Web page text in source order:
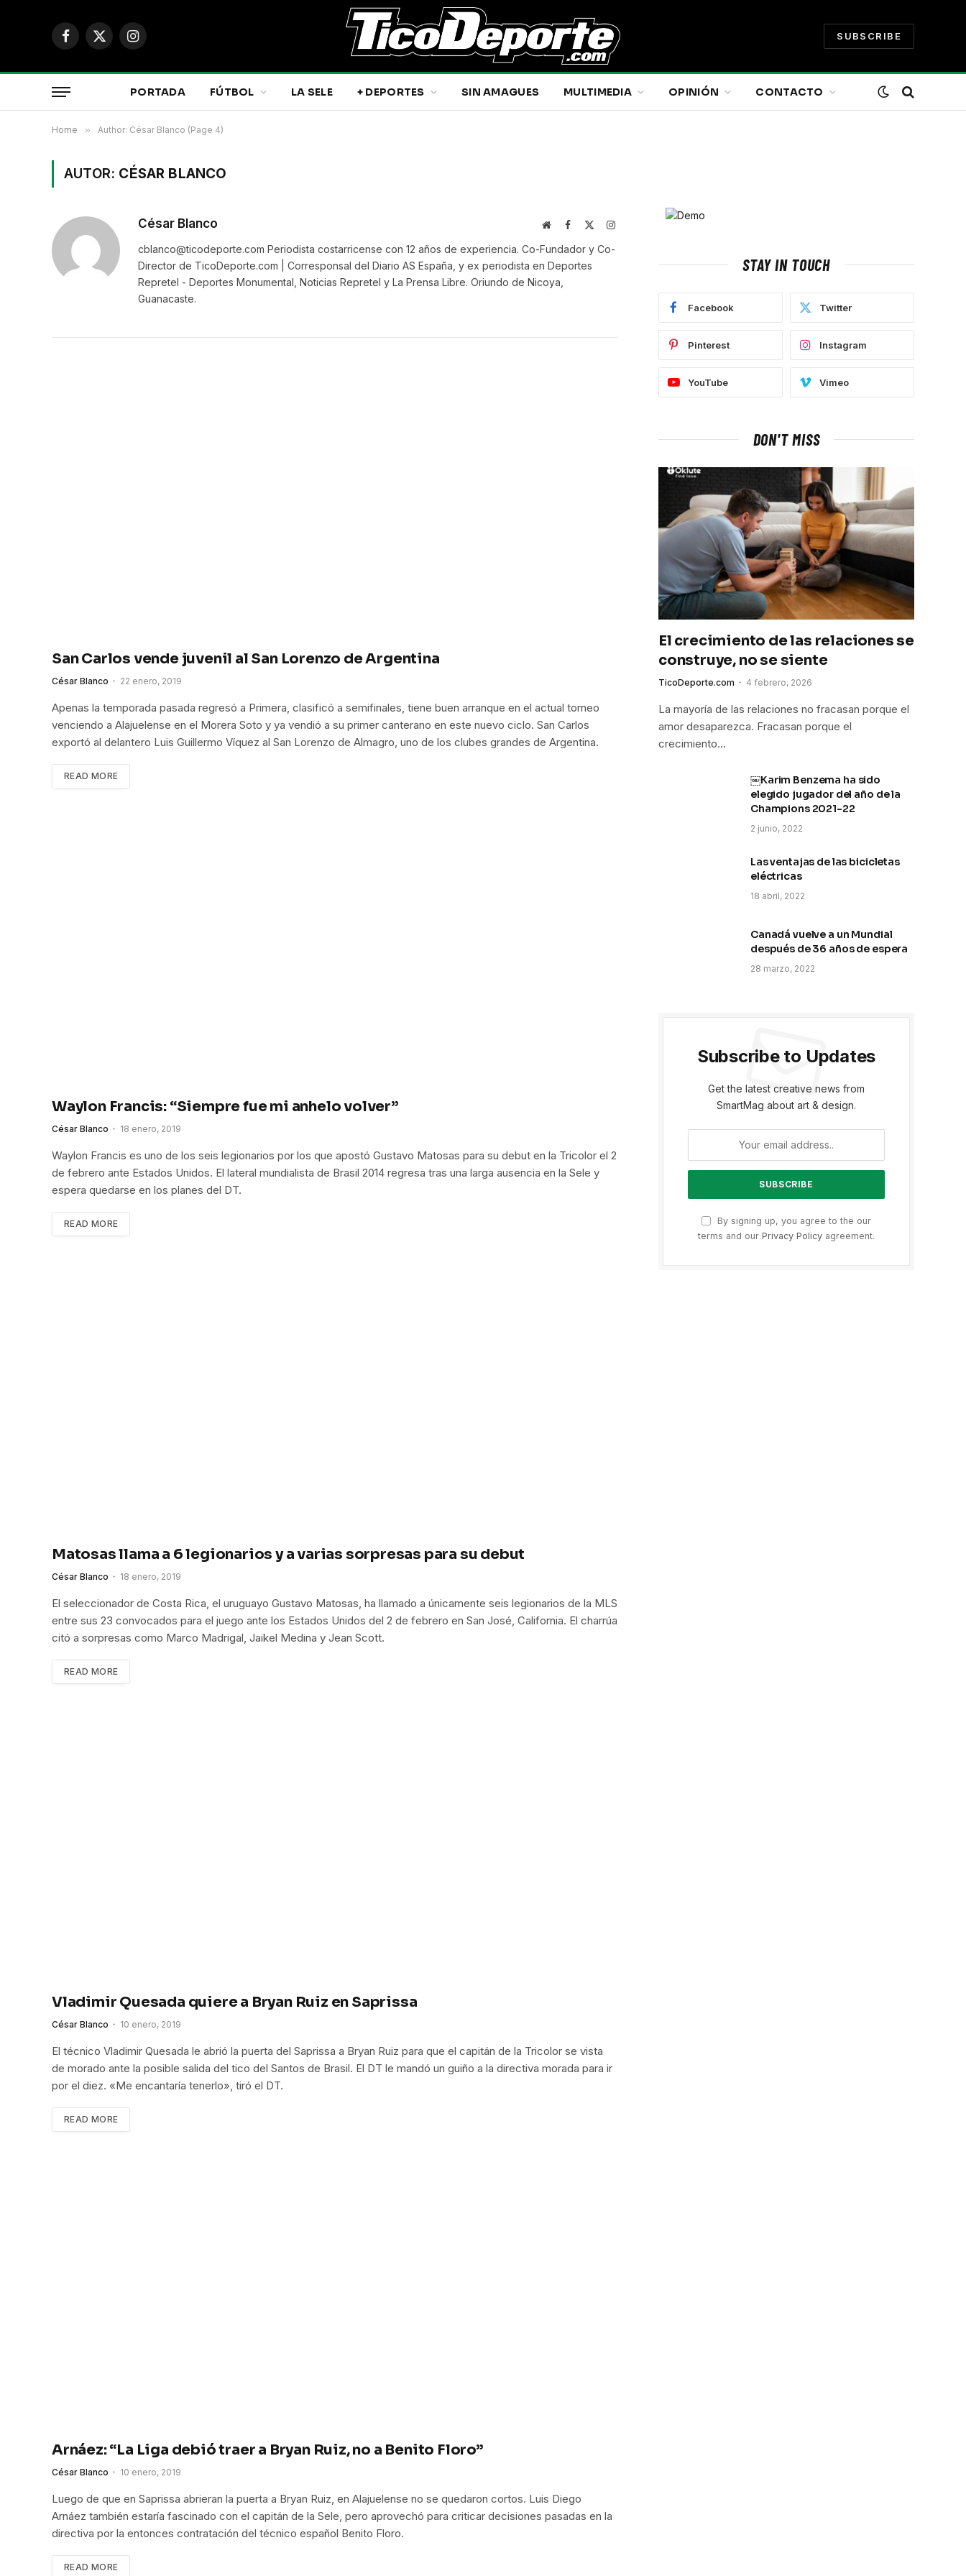
Facebook
X
Instagram
SUBSCRIBE
PORTADA FÚTBOL LA SELE + DEPORTES SIN AMAGUES MULTIMEDIA OPINIÓN CONTACTO
Home » Author: César Blanco (Page 4)
AUTOR: CÉSAR BLANCO
César Blanco WebsiteFacebook Instagram
cblanco@ticodeporte.com Periodista costarricense con 12 años de experiencia. Co-Fundador y Co-
Director de TicoDeporte.com | Corresponsal del Diario AS España, y ex periodista en Deportes
Repretel - Deportes Monumental, Noticias Repretel y La Prensa Libre. Oriundo de Nicoya,
Guanacaste.
San Carlos vende juvenil al San Lorenzo de Argentina
César Blanco 22 enero, 2019
Apenas la temporada pasada regresó a Primera, clasificó a semifinales, tiene buen arranque en el actual torneo
venciendo a Alajuelense en el Morera Soto y ya vendió a su primer canterano en este nuevo ciclo. San Carlos
exportó al delantero Luis Guillermo Víquez al San Lorenzo de Almagro, uno de los clubes grandes de Argentina.
READ MORE
Waylon Francis: “Siempre fue mi anhelo volver”
César Blanco 18 enero, 2019
Waylon Francis es uno de los seis legionarios por los que apostó Gustavo Matosas para su debut en la Tricolor el 2
de febrero ante Estados Unidos. El lateral mundialista de Brasil 2014 regresa tras una larga ausencia en la Sele y
espera quedarse en los planes del DT.
READ MORE
Matosas llama a 6 legionarios y a varias sorpresas para su debut
César Blanco 18 enero, 2019
El seleccionador de Costa Rica, el uruguayo Gustavo Matosas, ha llamado a únicamente seis legionarios de la MLS
entre sus 23 convocados para el juego ante los Estados Unidos del 2 de febrero en San José, California. El charrúa
citó a sorpresas como Marco Madrigal, Jaikel Medina y Jean Scott.
READ MORE
Vladimir Quesada quiere a Bryan Ruiz en Saprissa
César Blanco 10 enero, 2019
El técnico Vladimir Quesada le abrió la puerta del Saprissa a Bryan Ruiz para que el capitán de la Tricolor se vista
de morado ante la posible salida del tico del Santos de Brasil. El DT le mandó un guiño a la directiva morada para ir
por el diez. «Me encantaría tenerlo», tiró el DT.
READ MORE
Arnáez: “La Liga debió traer a Bryan Ruiz, no a Benito Floro”
César Blanco 10 enero, 2019
Luego de que en Saprissa abrieran la puerta a Bryan Ruiz, en Alajuelense no se quedaron cortos. Luis Diego
Arnáez también estaría fascinado con el capitán de la Sele, pero aprovechó para criticar decisiones pasadas en la
directiva por la entonces contratación del técnico español Benito Floro.
READ MORE
STAY IN TOUCH
Facebook Twitter
Pinterest Instagram
YouTube Vimeo
DON'T MISS
El crecimiento de las relaciones se
construye, no se siente
TicoDeporte.com 4 febrero, 2026
La mayoría de las relaciones no fracasan porque el
amor desaparezca. Fracasan porque el
crecimiento…
￼Karim Benzema ha sido
elegido jugador del año de la
Champions 2021-22
2 junio, 2022
Las ventajas de las bicicletas
eléctricas
18 abril, 2022
Canadá vuelve a un Mundial
después de 36 años de espera
28 marzo, 2022
Subscribe to Updates
Get the latest creative news from
SmartMag about art & design.
By signing up, you agree to the our
terms and our Privacy Policy agreement.